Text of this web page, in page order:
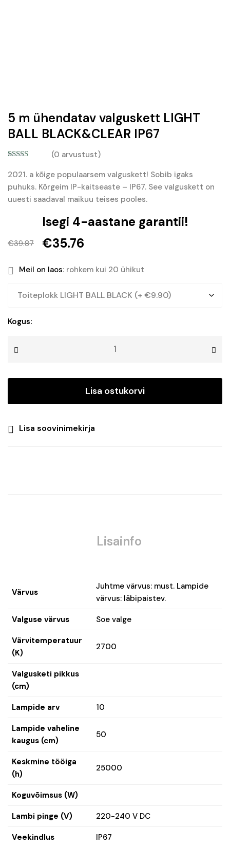
5 m ühendatav valguskett LIGHT
BALL BLACK&CLEAR IP67
5.00/5
hinnangu
põhjal
(0 arvustust)
2021. a kõige populaarsem valguskett! Sobib igaks
puhuks. Kõrgeim IP-kaitseaste – IP67. See valguskett on
uuesti saadaval maikuu teises pooles.
Isegi 4-aastane garantii!
€39.87
hind
oli:
€35.76
Current
price
is:
Meil on laos: rohkem kui 20 ühikut
5
ühendatav
IP67
Kogus:
Lisa ostukorvi
Lisa soovinimekirja
Lisainfo
Värvus
Juhtme värvus: must. Lampide
värvus: läbipaistev.
Valguse värvus Soe valge
Värvitemperatuur
(K)
2700
Valgusketi pikkus
(cm)
Lampide arv 10
Lampide vaheline
kaugus (cm)
50
Keskmine tööiga
(h)
25000
Koguvõimsus (W)
Lambi pinge (V) 220-240 V DC
Veekindlus IP67